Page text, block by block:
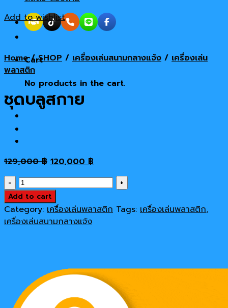
Cart
No products in the cart.
Add to wishlist
Home / SHOP / เครื่องเล่นสนามกลางแจ้ง / เครื่องเล่น
พลาสติก
ชุดบลูสกาย
129,000฿ Original
was:
129,000 ฿.
120,000฿
is:
ชุด
บลู
สกาย
quantity
Add to cart
Category: เครื่องเล่นพลาสติก Tags: เครื่องเล่นพลาสติก,
เครื่องเล่นสนามกลางแจ้ง